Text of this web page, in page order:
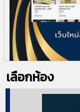
เลือกห้อง